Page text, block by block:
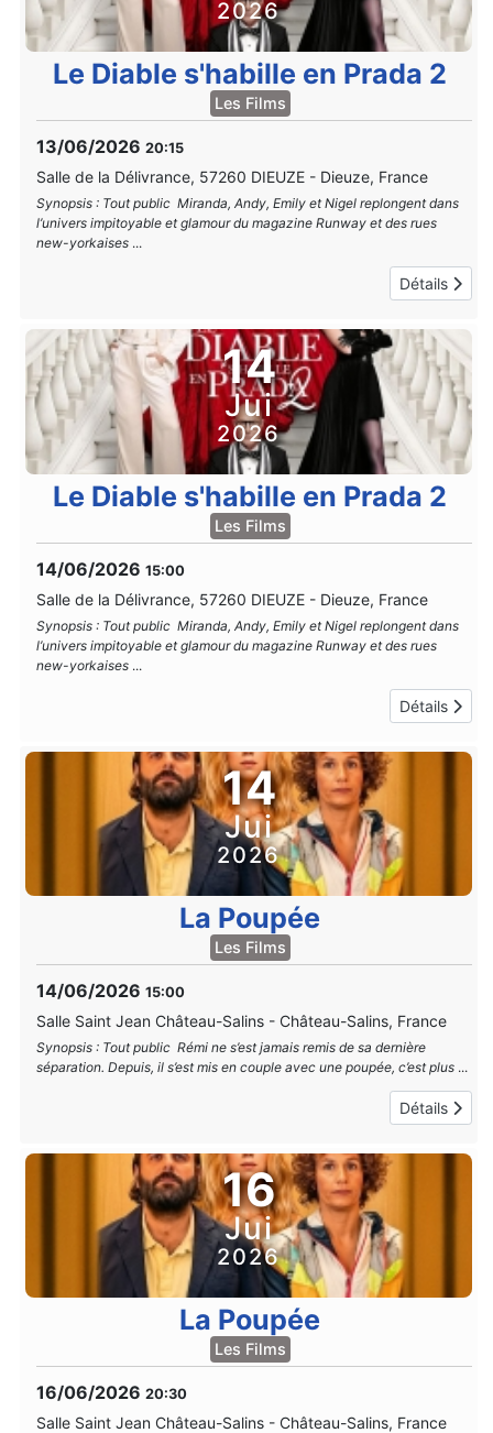
2026
Le Diable s'habille en Prada 2
Les Films
13/06/2026 20:15
Salle de la Délivrance, 57260 DIEUZE - Dieuze, France
Synopsis : Tout public Miranda, Andy, Emily et Nigel replongent dans
l’univers impitoyable et glamour du magazine Runway et des rues
new-yorkaises ...
Détails
14
Jui
2026
Le Diable s'habille en Prada 2
Les Films
14/06/2026 15:00
Salle de la Délivrance, 57260 DIEUZE - Dieuze, France
Synopsis : Tout public Miranda, Andy, Emily et Nigel replongent dans
l’univers impitoyable et glamour du magazine Runway et des rues
new-yorkaises ...
Détails
14
Jui
2026
La Poupée
Les Films
14/06/2026 15:00
Salle Saint Jean Château-Salins - Château-Salins, France
Synopsis : Tout public Rémi ne s’est jamais remis de sa dernière
séparation. Depuis, il s’est mis en couple avec une poupée, c’est plus ...
Détails
16
Jui
2026
La Poupée
Les Films
16/06/2026 20:30
Salle Saint Jean Château-Salins - Château-Salins, France